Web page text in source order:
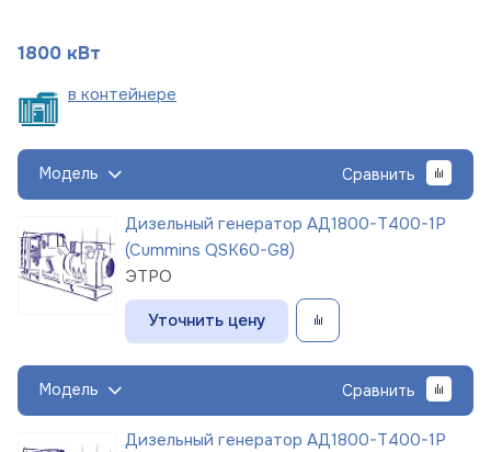
1800 кВт
в контейнере
Модель Сравнить
Дизельный генератор АД1800-Т400-1Р
(Cummins QSK60-G8)
ЭТРО
Уточнить цену
Модель Сравнить
Дизельный генератор АД1800-Т400-1Р